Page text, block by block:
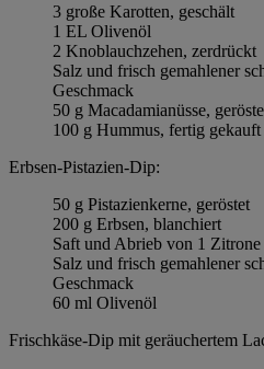
3 große Karotten, geschält
1 EL Olivenöl
2 Knoblauchzehen, zerdrückt
Salz und frisch gemahlener
Geschmack
50 g Macadamianüsse,
100 g Hummus, fertig gekauft
Erbsen-Pistazien-Dip:
50 g Pistazienkerne, geröstet
200 g Erbsen, blanchiert
Saft und Abrieb von 1 Zitrone
Salz und frisch gemahlener
Geschmack
60 ml Olivenöl
Frischkäse-Dip mit geräuchertem